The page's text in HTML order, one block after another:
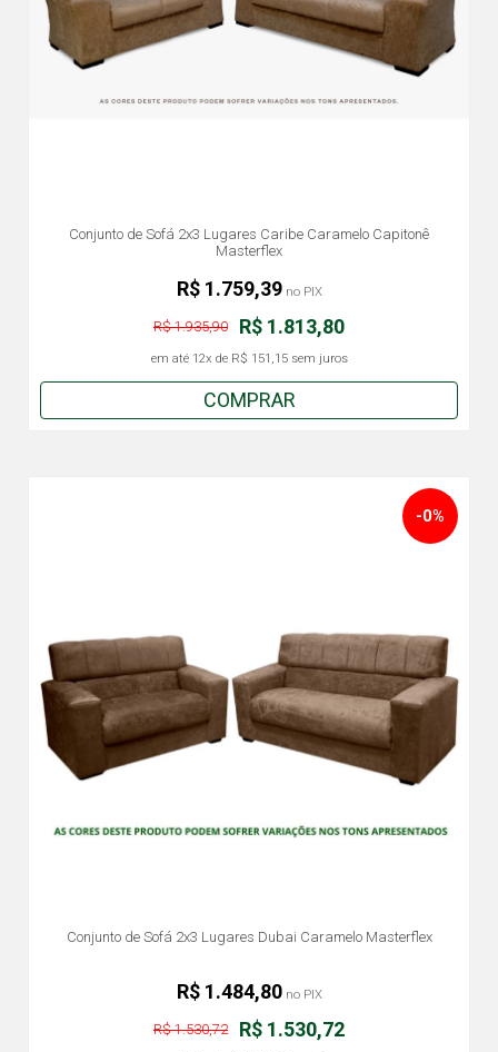
Conjunto de Sofá 2x3 Lugares Caribe Caramelo Capitonê
Masterflex
R$ 1.813,80
R$ 1.935,90
em até 12x de R$ 151,15sem juros
R$ 1.759,39no PIX
COMPRAR
Conjunto de Sofá 2x3 Lugares Dubai Caramelo Masterflex
-0%
R$ 1.530,72
R$ 1.530,72
R$ 1.484,80no PIX